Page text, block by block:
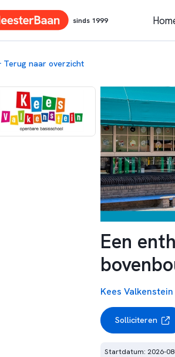
sinds 1999
Terug naar overzicht
Een
Kees Valkenstein
Solliciteren
Startdatum: 2026-